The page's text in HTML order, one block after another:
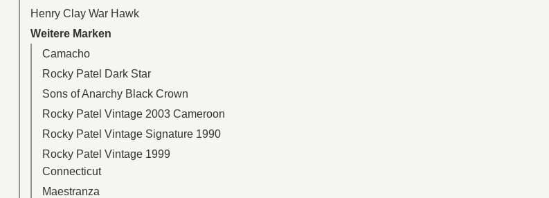
Henry Clay War Hawk
Weitere Marken
Camacho
Rocky Patel Dark Star
Sons of Anarchy Black Crown
Rocky Patel Vintage 2003 Cameroon
Rocky Patel Vintage Signature 1990
Rocky Patel Vintage 1999
Connecticut
Maestranza